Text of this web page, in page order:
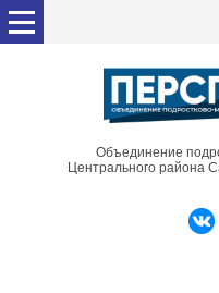
Объединение
Центрального района